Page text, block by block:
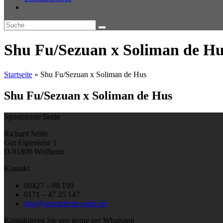
Shu Fu/Sezuan x Soliman de
Startseite » Shu Fu/Sezuan x Soliman de Hus
Shu Fu/Sezuan x Soliman de Hus
Sportpferde Seitle
Richard Seitle
Gut Espenlohe 1
D-91809 Wellheim
Kontakt
08427 – 98 199
0171 – 47 25 147
info@sportpferde-seitle.de
Kontaktieren Sie uns gerne per Whatsapp